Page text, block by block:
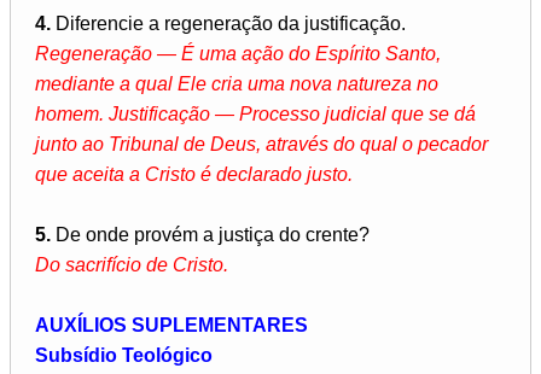
4. Diferencie a regeneração da justificação.
Regeneração — É uma ação do Espírito Santo,
mediante a qual Ele cria uma nova natureza no
homem. Justificação — Processo judicial que se dá
junto ao Tribunal de Deus, através do qual o pecador
que aceita a Cristo é declarado justo.
5. De onde provém a justiça do crente?
Do sacrifício de Cristo.
AUXÍLIOS SUPLEMENTARES
Subsídio Teológico